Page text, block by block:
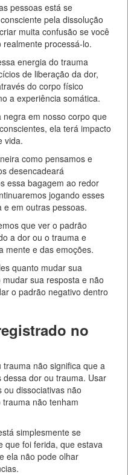
pessoas está se
pela dissolução
muita confusão se você
processá-lo.
energia do trauma
de liberação da dor,
do corpo físico
a experiência somática.
em nosso corpo que
ela terá impacto
vida.
como pensamos e
desencadeará
essa bagagem ao redor
jogando esses
e em outras pessoas.
que ver o padrão
a dor ou o trauma e
mente e das emoções.
quanto mudar sua
sua resposta e não
o padrão negativo dentro
no
não significa que a
dor ou trauma. Usar
ou dissociativas não
não tenham
simplesmente se
que foi ferida, que estava
ela não pode olhar